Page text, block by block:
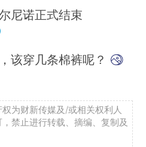
尼诺正式结束
该穿几条棉裤呢？
为财新传媒及/或相关权利人
禁止进行转载、摘编、复制及